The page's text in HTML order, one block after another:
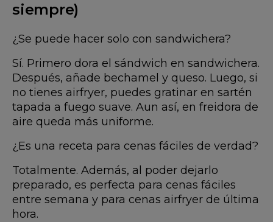
siempre)
¿Se puede hacer solo con sandwichera?
Sí. Primero dora el sándwich en sandwichera.
Después, añade bechamel y queso. Luego, si
no tienes airfryer, puedes gratinar en sartén
tapada a fuego suave. Aun así, en freidora de
aire queda más uniforme.
¿Es una receta para cenas fáciles de verdad?
Totalmente. Además, al poder dejarlo
preparado, es perfecta para cenas fáciles
entre semana y para cenas airfryer de última
hora.